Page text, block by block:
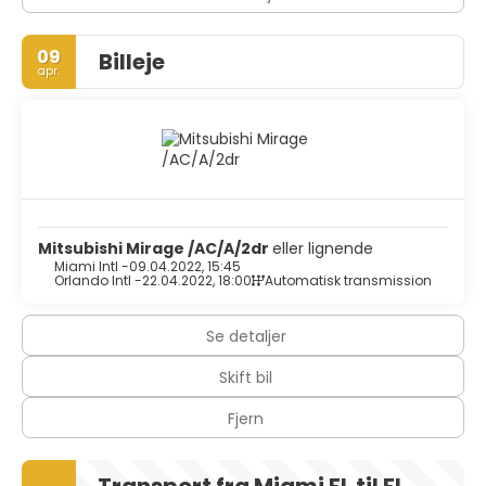
09
apr. Billeje
Mitsubishi Mirage /AC/A/2dr eller lignende
Miami Intl -09.04.2022, 15:45
Orlando Intl -22.04.2022, 18:00 Automatisk transmission
Se detaljer
Skift bil
Fjern